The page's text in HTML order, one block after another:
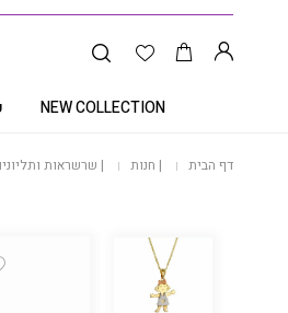
NEW COLLECTION
דף הבית | חנות | שרשראות